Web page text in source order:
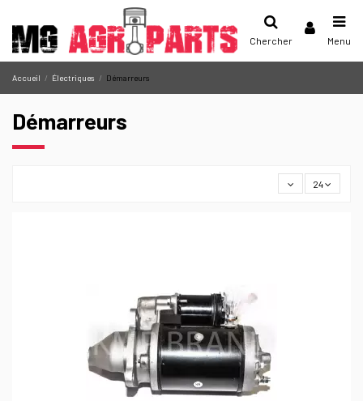
Chercher Menu
Accueil Électriques Démarreurs
Démarreurs
24